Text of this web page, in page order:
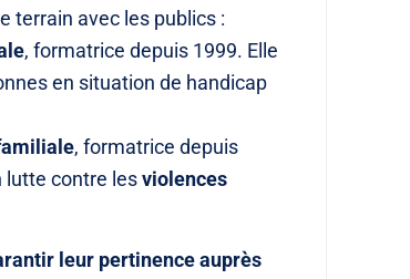
terrain avec les publics :
, formatrice depuis 1999. Elle
en situation de handicap
, formatrice depuis
lutte contre lesviolences
leur pertinence auprès